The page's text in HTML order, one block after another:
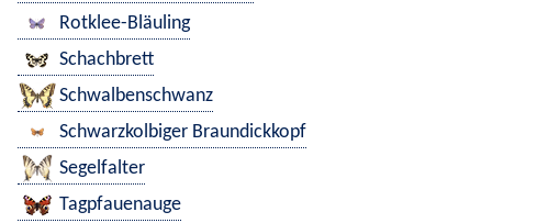
Rotklee-Bläuling
Schachbrett
Schwalbenschwanz
Schwarzkolbiger Braundickkopf
Segelfalter
Tagpfauenauge